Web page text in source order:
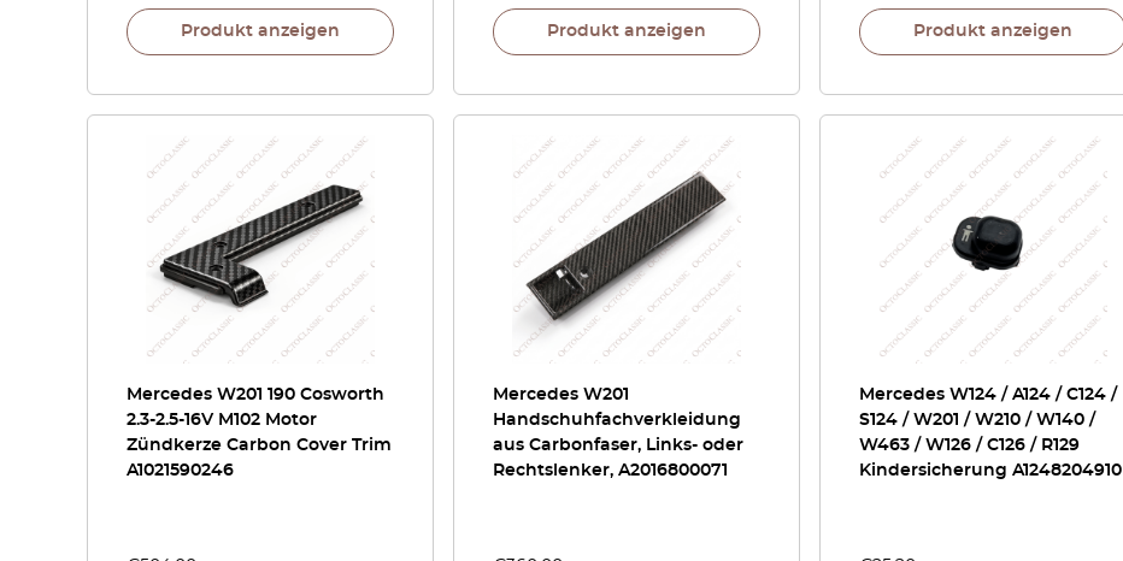
Produkt anzeigen Produkt anzeigen Produkt anzeigen
Mercedes W201 190 Cosworth
2.3-2.5-16V M102 Motor
Zündkerze Carbon Cover Trim
A1021590246
Mercedes W201
Handschuhfachverkleidung
aus Carbonfaser, Links- oder
Rechtslenker, A2016800071
Mercedes W124 / A124 / C124 /
S124 / W201 / W210 / W140 /
W463 / W126 / C126 / R129
Kindersicherung A1248204910